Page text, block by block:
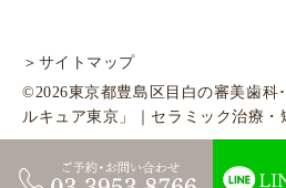
＞サイトマップ
©2026東京都豊島区目白の審美歯科
ルキュア東京」｜セラミック治療